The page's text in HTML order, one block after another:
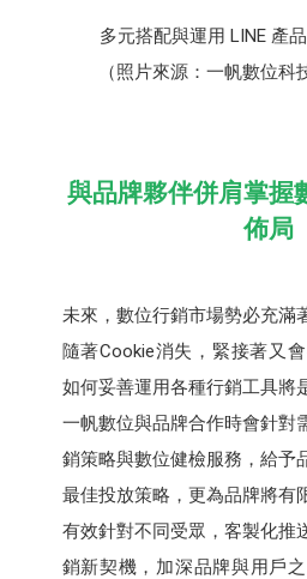
多元搭配與運用 LINE 產
（照片來源：一帆數位科
與品牌夥伴併肩掌握
佈局
未來，數位行銷市場勢必充滿
隨著Cookie消失，緊接著又
如何妥善運用各種行銷工具將
一帆數位與品牌合作時會針對
銷策略與數位健檢服務，給予
最佳投放策略，更為品牌將有
有效針對不同受眾，客製化推
銷新契機，加深品牌與用戶